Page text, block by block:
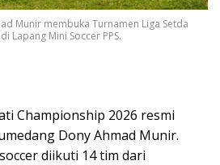
Munir membuka Turnamen Liga Setda
Lapang Mini Soccer PPS.
Championship 2026 resmi
Dony Ahmad Munir.
diikuti 14 tim dari